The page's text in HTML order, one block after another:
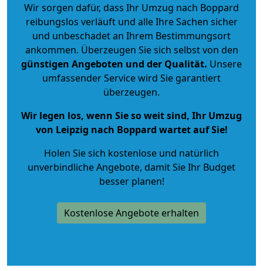
Wir sorgen dafür, dass Ihr Umzug nach Boppard
reibungslos verläuft und alle Ihre Sachen sicher
und unbeschadet an Ihrem Bestimmungsort
ankommen. Überzeugen Sie sich selbst von den
günstigen Angeboten und der Qualität. Unsere
umfassender Service wird Sie garantiert
überzeugen.
Wir legen los, wenn Sie so weit sind, Ihr Umzug
von Leipzig nach Boppard wartet auf Sie!
Holen Sie sich kostenlose und natürlich
unverbindliche Angebote, damit Sie Ihr Budget
besser planen!
Kostenlose Angebote erhalten